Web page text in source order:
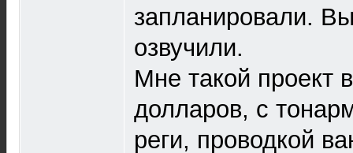
запланировали.
озвучили.
Мне такой проект
долларов, с
реги, проводкой